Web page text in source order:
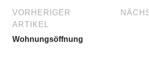
VORHERIGER
ARTIKEL
Wohnungsöffnung